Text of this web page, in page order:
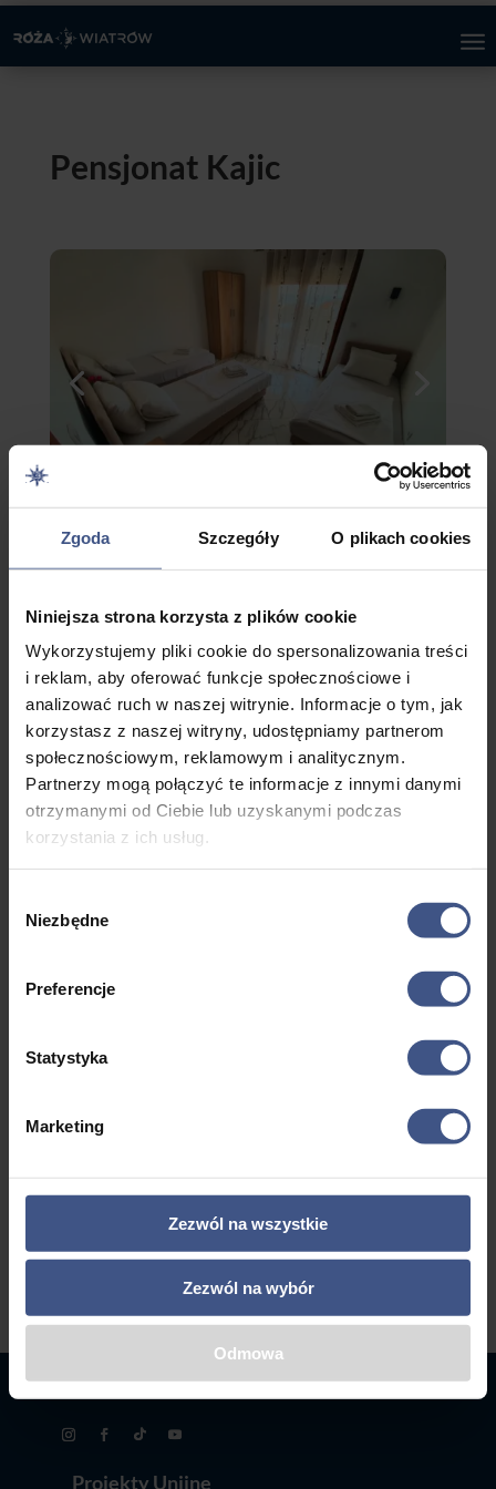
Zgoda Szczegóły O plikach cookies
Niniejsza strona korzysta z plików cookie
Wykorzystujemy pliki cookie do spersonalizowania treści
i reklam, aby oferować funkcje społecznościowe i
analizować ruch w naszej witrynie. Informacje o tym, jak
korzystasz z naszej witryny, udostępniamy partnerom
społecznościowym, reklamowym i analitycznym.
Partnerzy mogą połączyć te informacje z innymi danymi
otrzymanymi od Ciebie lub uzyskanymi podczas
korzystania z ich usług.
zgody
Niezbędne
Preferencje
Statystyka
Marketing
Zezwól na wszystkie
Zezwól na wybór
Odmowa
Pensjonat Kajic
Pensjonat Kajic to obiekt położony w miejscowości
Dobra Voda z niesamowitym widokiem na majestatyczne
góry pokryte soczystą zielenią, u stóp których
pobrzmiewa historia miasteczka oblana błękitem
Adriatyku i aurą śródziemnomorskiego klimatu. Do plaży
macie 300 metrów. Na dachu znajduje się
ogólnodostępny taras z pięknym widokiem na morze. Do
waszej dyspozycji niewielkibasen. Pensjonat w całości
przeznaczony dla naszej grupy.
Zakwaterowani będziecie w apartamentach 4-6 os, z
Każdy apartament składa się z trzech pokoi, dwóch
OFERTĘ!
Projekty Unijne